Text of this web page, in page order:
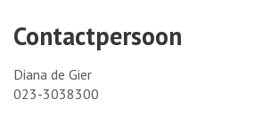
Contactpersoon
Diana de Gier
023-3038300